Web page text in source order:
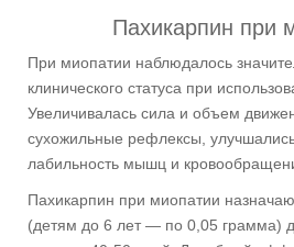
Пахикарпин при
При миопатии наблюдалось
клинического статуса при
Увеличивалась сила и объем
сухожильные рефлексы,
лабильность мышц и
Пахикарпин при миопатии
(детям до 6 лет — по 0,05 грамма)